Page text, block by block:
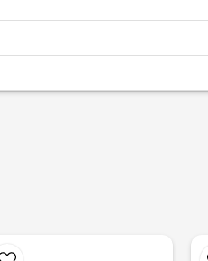
i botten som